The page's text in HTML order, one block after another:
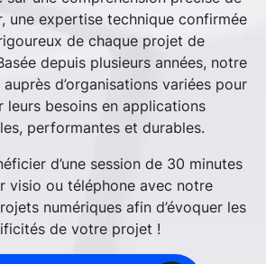
une expertise technique confirmée
de chaque projet de
depuis plusieurs années, notre
d’organisations variées pour
leurs besoins en applications
performantes et durables.
d’une session de 30 minutes
visio ou téléphone avec notre
numériques afin d’évoquer les
de votre projet !